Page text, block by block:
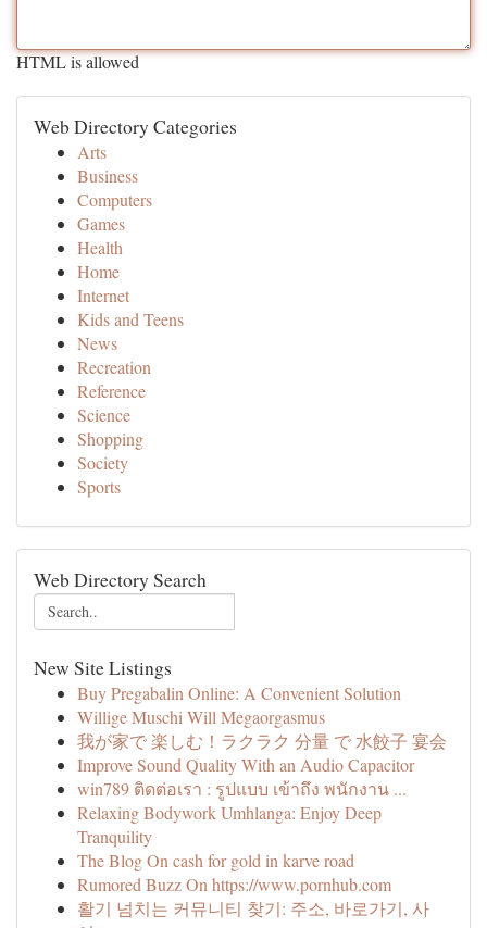
HTML is allowed
Web Directory Categories
Arts
Business
Computers
Games
Health
Home
Internet
Kids and Teens
News
Recreation
Reference
Science
Shopping
Society
Sports
Web Directory Search
New Site Listings
Buy Pregabalin Online: A Convenient Solution
Willige Muschi Will Megaorgasmus
我が家で 楽しむ！ラクラク 分量 で 水餃子 宴会
Improve Sound Quality With an Audio Capacitor
win789 ติดต่อเรา : รูปแบบ เข้าถึง พนักงาน ...
Relaxing Bodywork Umhlanga: Enjoy Deep
Tranquility
The Blog On cash for gold in karve road
Rumored Buzz On https://www.pornhub.com
활기 넘치는 커뮤니티 찾기: 주소, 바로가기, 사